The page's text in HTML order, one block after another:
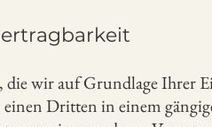
die wir auf Grundlage
Dritten in einem